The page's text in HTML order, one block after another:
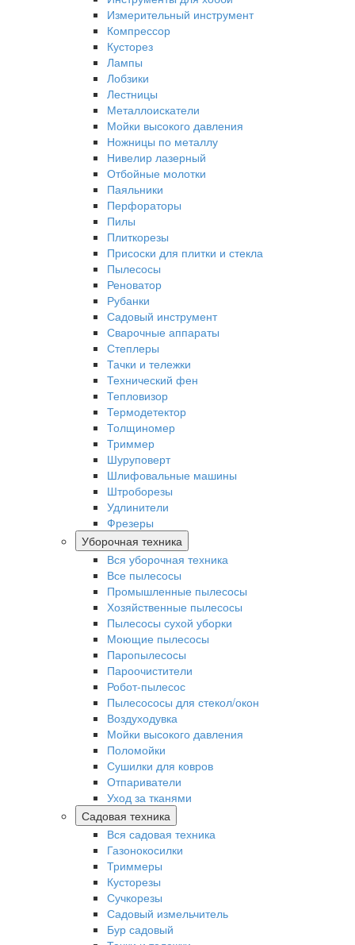
Измерительный инструмент
Компрессор
Кусторез
Лампы
Лобзики
Лестницы
Металлоискатели
Мойки высокого давления
Ножницы по металлу
Нивелир лазерный
Отбойные молотки
Паяльники
Перфораторы
Пилы
Плиткорезы
Присоски для плитки и стекла
Пылесосы
Реноватор
Рубанки
Садовый инструмент
Сварочные аппараты
Степлеры
Тачки и тележки
Технический фен
Тепловизор
Термодетектор
Толщиномер
Триммер
Шуруповерт
Шлифовальные машины
Штроборезы
Удлинители
Фрезеры
Уборочная техника
Вся уборочная техника
Все пылесосы
Промышленные пылесосы
Хозяйственные пылесосы
Пылесосы сухой уборки
Моющие пылесосы
Паропылесосы
Пароочистители
Робот-пылесос
Пылесососы для стекол/окон
Воздуходувка
Мойки высокого давления
Поломойки
Сушилки для ковров
Отпариватели
Уход за тканями
Садовая техника
Вся садовая техника
Газонокосилки
Триммеры
Кусторезы
Сучкорезы
Садовый измельчитель
Бур садовый